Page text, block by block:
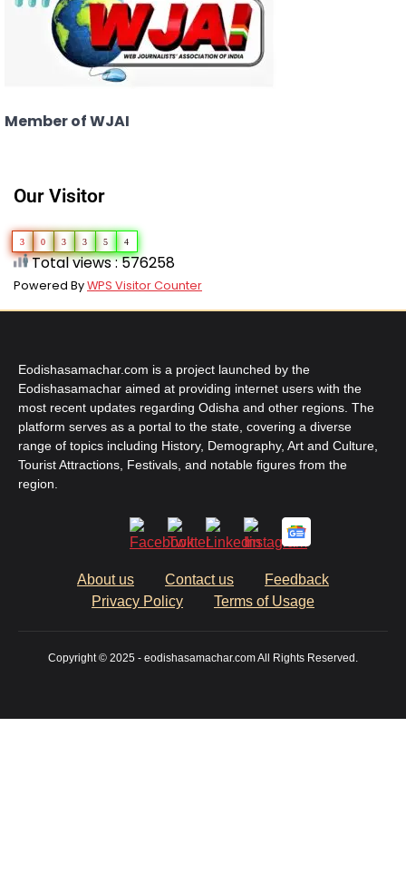
Member of WJAI
Our Visitor
3 0 3 3 5 4
Total views : 576258
Powered ByWPS Visitor Counter
Eodishasamachar.com is a project launched by the
Eodishasamachar aimed at providing internet users with the
most recent updates regarding Odisha and other regions. The
platform serves as a portal to the state, covering a diverse
range of topics including History, Demography, Art and Culture,
Tourist Attractions, Festivals, and notable figures from the
region.
About us Contact us
Feedback
Privacy Policy
Terms of Usage
Copyright © 2025 - eodishasamachar.com All Rights Reserved.